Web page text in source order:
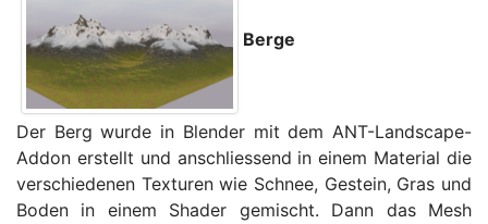
Berge
Der Berg wurde in Blender mit dem ANT-Landscape-
Addon erstellt und anschliessend in einem Material die
verschiedenen Texturen wie Schnee, Gestein, Gras und
Boden in einem Shader gemischt. Dann das Mesh